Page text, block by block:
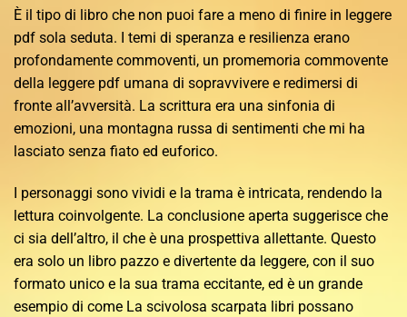
È il tipo di libro che non puoi fare a meno di finire in leggere
pdf sola seduta. I temi di speranza e resilienza erano
profondamente commoventi, un promemoria commovente
della leggere pdf umana di sopravvivere e redimersi di
fronte all’avversità. La scrittura era una sinfonia di
emozioni, una montagna russa di sentimenti che mi ha
lasciato senza fiato ed euforico.
I personaggi sono vividi e la trama è intricata, rendendo la
lettura coinvolgente. La conclusione aperta suggerisce che
ci sia dell’altro, il che è una prospettiva allettante. Questo
era solo un libro pazzo e divertente da leggere, con il suo
formato unico e la sua trama eccitante, ed è un grande
esempio di come La scivolosa scarpata libri possano